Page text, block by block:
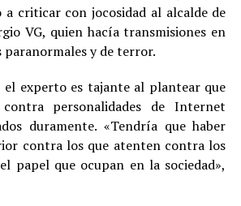
a criticar con jocosidad al alcalde de
VG, quien hacía transmisiones en
paranormales y de terror.
el experto es tajante al plantear que
personalidades de Internet
duramente. «Tendría que haber
contra los que atenten contra los
papel que ocupan en la sociedad»,